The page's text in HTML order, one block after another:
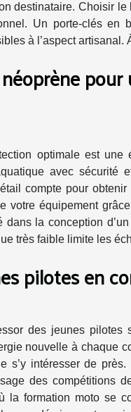
destinataire. Choisir
Un porte-clés en
à l’aspect artisanal.
optimale est une
avec sécurité
compte pour
équipement
la conception
très faible limite les
pilotes en
des jeunes pilotes
nouvelle à chaque
intéresser de près.
des compétitions
formation moto se